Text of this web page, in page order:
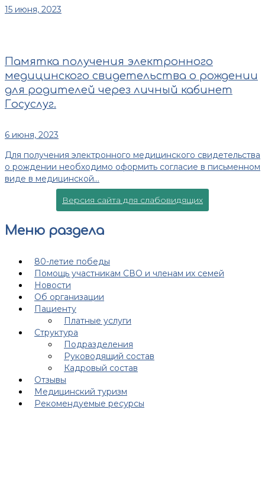
15 июня, 2023
Памятка получения электронного
медицинского свидетельства о рождении
для родителей через личный кабинет
Госуслуг.
6 июня, 2023
Для получения электронного медицинского свидетельства
о рождении необходимо оформить согласие в письменном
виде в медицинской...
Версия сайта для слабовидящих
Меню раздела
80-летие победы
Помощь участникам СВО и членам их семей
Новости
Об организации
Пациенту
Платные услуги
Структура
Подразделения
Руководящий состав
Кадровый состав
Отзывы
Медицинский туризм
Рекомендуемые ресурсы